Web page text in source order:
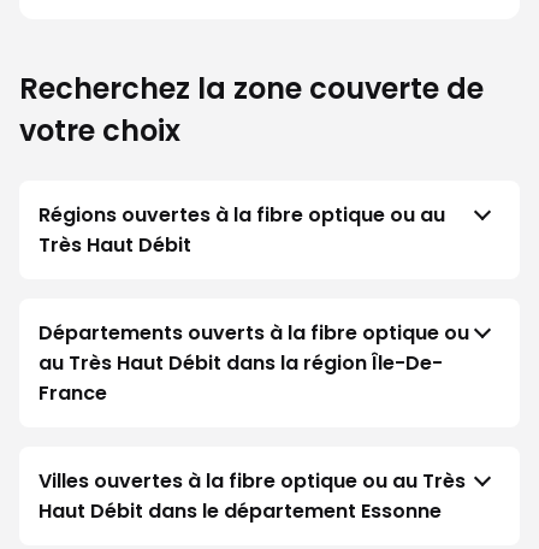
Recherchez la zone couverte de
votre choix
Régions ouvertes à la fibre optique ou au
Très Haut Débit
Départements ouverts à la fibre optique ou
au Très Haut Débit dans la région Île-De-
France
Villes ouvertes à la fibre optique ou au Très
Haut Débit dans le département Essonne